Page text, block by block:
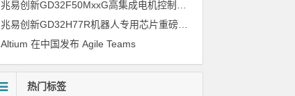
兆易创新GD32H77R机器人专用芯片重磅亮相，精准赋能伺服驱动与关节控制
Altium 在中国发布 Agile Teams
热门标签